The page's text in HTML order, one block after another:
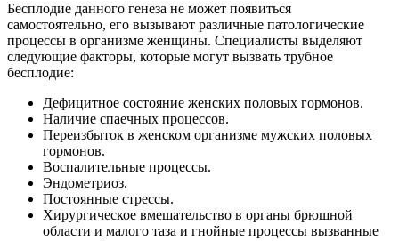
Бесплодие данного генеза не может появиться
самостоятельно, его вызывают различные патологические
процессы в организме женщины. Специалисты выделяют
следующие факторы, которые могут вызвать трубное
бесплодие:
Дефицитное состояние женских половых гормонов.
Наличие спаечных процессов.
Переизбыток в женском организме мужских половых
гормонов.
Воспалительные процессы.
Эндометриоз.
Постоянные стрессы.
Хирургическое вмешательство в органы брюшной
области и малого таза и гнойные процессы вызванные